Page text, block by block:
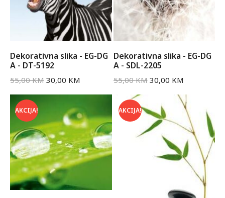
Dekorativna slika - EG-DG
A - DT-5192
55,00KM 30,00 KM
Dekorativna slika - EG-DG
A - SDL-2205
55,00KM 30,00 KM
AKCIJA! AKCIJA!